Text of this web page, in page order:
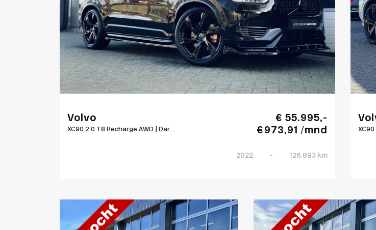
Volvo
XC90 2.0 T8 Recharge AWD | Dar...
€ 55.995,-
€ 973,91 /mnd
2022 - 126.893 km